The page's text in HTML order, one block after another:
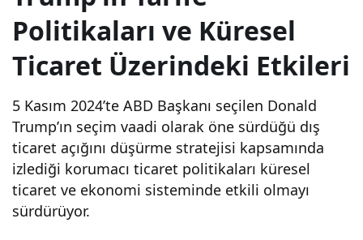
Politikaları ve Küresel
Ticaret Üzerindeki Etkileri
5 Kasım 2024’te ABD Başkanı seçilen Donald
Trump’ın seçim vaadi olarak öne sürdüğü dış
ticaret açığını düşürme stratejisi kapsamında
izlediği korumacı ticaret politikaları küresel
ticaret ve ekonomi sisteminde etkili olmayı
sürdürüyor.
ayd
a
tarif
e
belir